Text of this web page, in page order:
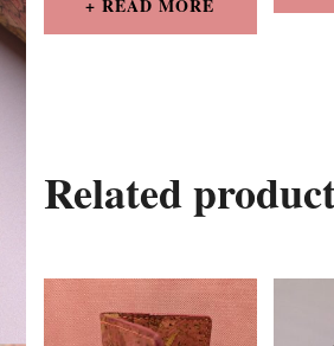
READ MORE
Related